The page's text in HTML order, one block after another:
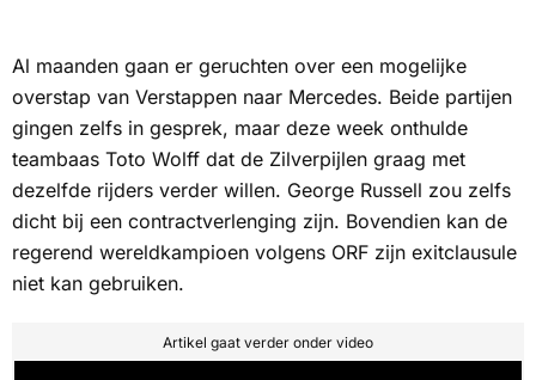
Al maanden gaan er geruchten over een mogelijke
overstap van Verstappen naar Mercedes. Beide partijen
gingen zelfs in gesprek, maar deze week onthulde
teambaas Toto Wolff dat de Zilverpijlen graag met
dezelfde rijders verder willen. George Russell zou zelfs
dicht bij een contractverlenging zijn. Bovendien kan de
regerend wereldkampioen volgens ORF zijn exitclausule
niet kan gebruiken.
Artikel gaat verder onder video